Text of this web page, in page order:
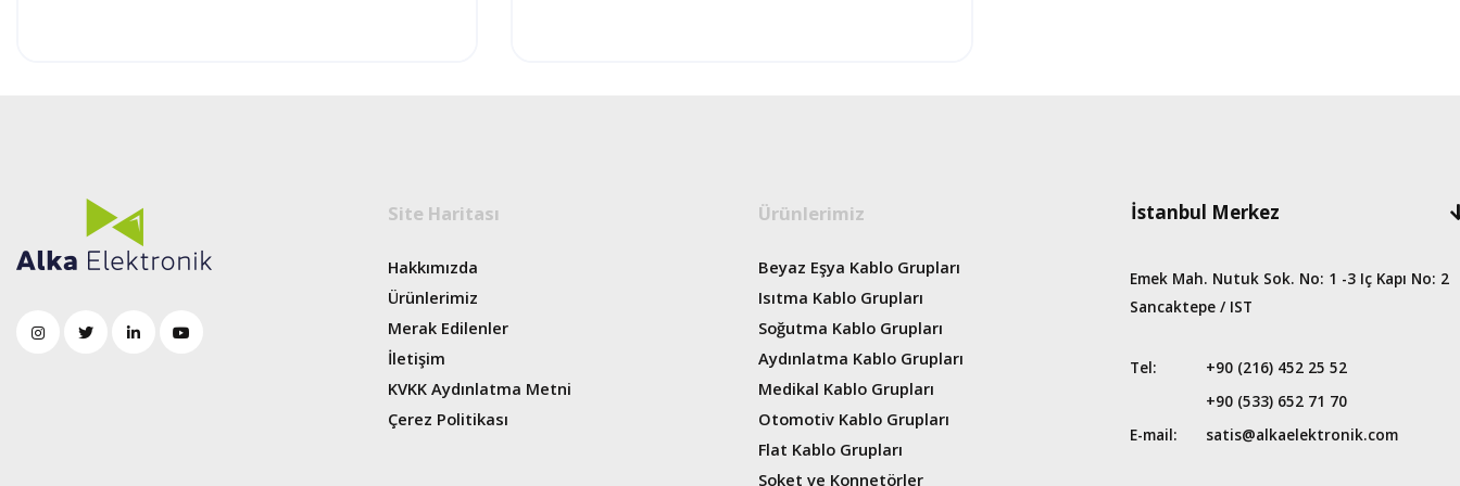
Site Haritası
Hakkımızda
Ürünlerimiz
Merak Edilenler
İletişim
KVKK Aydınlatma Metni
Çerez Politikası
Ürünlerimiz
Beyaz Eşya Kablo Grupları
Isıtma Kablo Grupları
Soğutma Kablo Grupları
Aydınlatma Kablo Grupları
Medikal Kablo Grupları
Otomotiv Kablo Grupları
Flat Kablo Grupları
Soket ve Konnetörler
İstanbul Merkez
Emek Mah. Nutuk Sok. No: 1 -3 Iç Kapı No: 2
Sancaktepe / IST
Tel:
+90 (216) 452 25 52
+90 (533) 652 71 70
E-mail:
satis@alkaelektronik.com